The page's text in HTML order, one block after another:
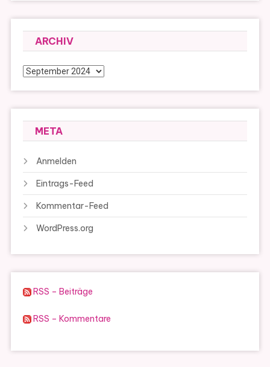
ARCHIV
Archiv
META
Anmelden
Eintrags-Feed
Kommentar-Feed
WordPress.org
RSS – Beiträge
RSS – Kommentare